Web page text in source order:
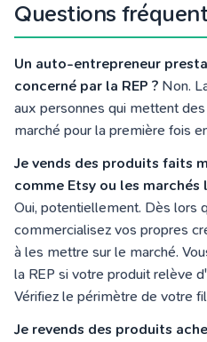
Questions
Un auto-entrepreneur
concerné par la REP ? Non.
aux personnes qui mettent
marché pour la première fois
Je vends des produits faits
comme Etsy ou les
Oui, potentiellement. Dès lors
commercialisez vos propres
à les mettre sur le marché.
la REP si votre produit relève
Vérifiez le périmètre de votre
Je revends des produits